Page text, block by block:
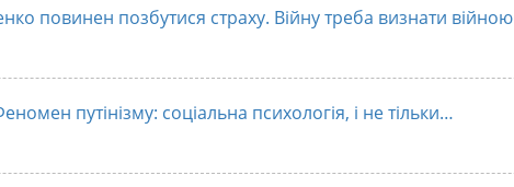
повинен позбутися страху. Війну треба визнати війною
путінізму: соціальна психологія, і не тільки…